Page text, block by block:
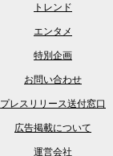
トレンド
エンタメ
特別企画
お問い合わせ
プレスリリース送付窓口
広告掲載について
運営会社